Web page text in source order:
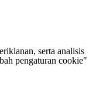
serta analisis
pengaturan cookie"